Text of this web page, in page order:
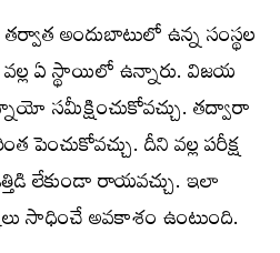
అందుబాటులో ఉన్న సంస్థల
వల్ల ఏ స్థాయిలో ఉన్నారు. విజయ
సమీక్షించుకోవచ్చు. తద్వారా
పెంచుకోవచ్చు. దీని వల్ల పరీక్ష
లేకుండా రాయవచ్చు. ఇలా
సాధించే అవకాశం ఉంటుంది.